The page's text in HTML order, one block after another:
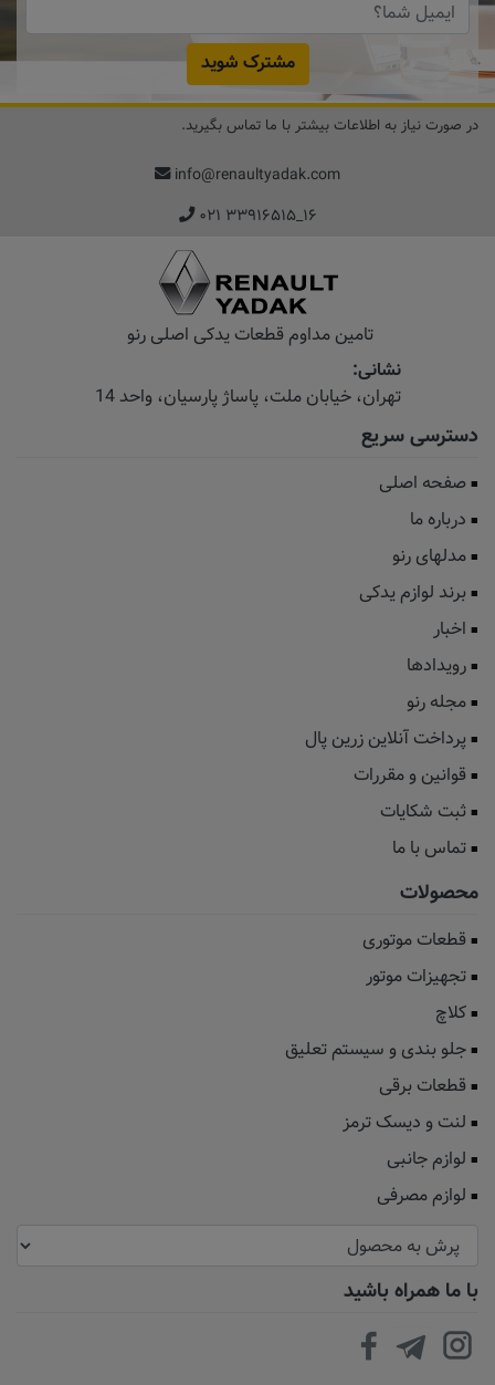
مشترک شوید
در صورت نیاز به اطلاعات بیشتر با ما تماس بگیرید.
info@renaultyadak.com
۰۲۱ ۳۳۹۱۶۵۱۵_۱۶
تامین مداوم قطعات یدکی اصلی رنو
نشانی:
تهران، خیابان‌ ملت، پاساژ‌ پارسیان، واحد 14
دسترسی سریع
صفحه اصلی
درباره ما
مدلهای رنو
برند لوازم یدکی
اخبار
رویدادها
مجله رنو
پرداخت آنلاین زرین پال
قوانین و مقررات
ثبت شکایات
تماس با ما
محصولات
قطعات موتوری
تجهیزات موتور
کلاچ
جلو بندی و سیستم تعلیق
قطعات برقی
لنت و دیسک ترمز
لوازم جانبی
لوازم مصرفی
با ما همراه باشید